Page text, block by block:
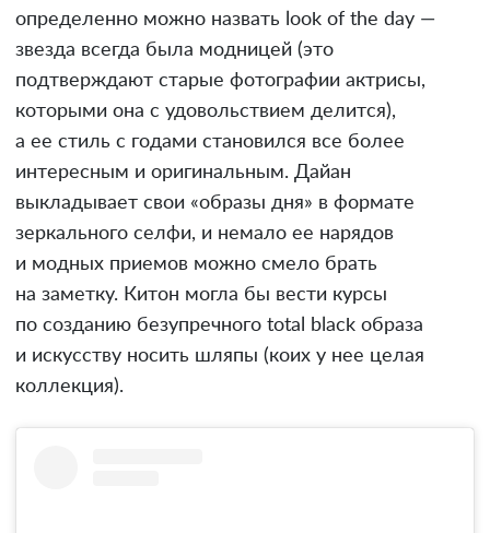
определенно можно назвать look of the day —
звезда всегда была модницей (это
подтверждают старые фотографии актрисы,
которыми она с удовольствием делится),
а ее стиль с годами становился все более
интересным и оригинальным. Дайан
выкладывает свои «образы дня» в формате
зеркального селфи, и немало ее нарядов
и модных приемов можно смело брать
на заметку. Китон могла бы вести курсы
по созданию безупречного total black образа
и искусству носить шляпы (коих у нее целая
коллекция).